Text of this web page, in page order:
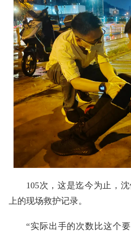
105次，这是迄今为止，
上的现场救护记录。
“实际出手的次数比这个